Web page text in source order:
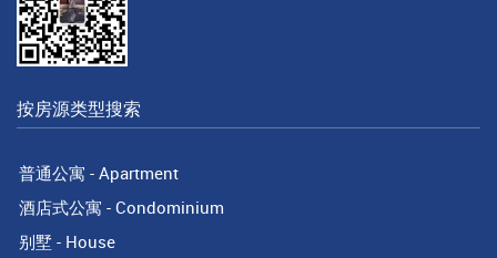
按房源类型搜索
普通公寓 - Apartment
酒店式公寓 - Condominium
别墅 - House